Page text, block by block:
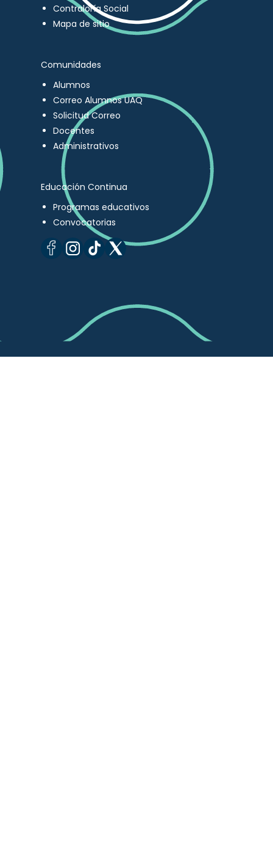
Contraloría Social
Mapa de sitio
Comunidades
Alumnos
Correo Alumnos UAQ
Solicitud Correo
Docentes
Administrativos
Educación Continua
Programas educativos
Convocatorias